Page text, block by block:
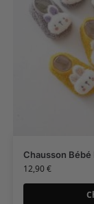
Chausson
12,90€